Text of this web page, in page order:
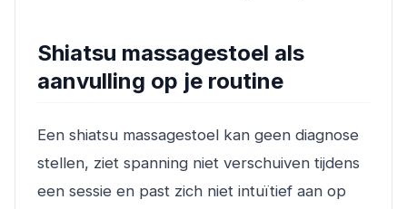
Shiatsu massagestoel als
aanvulling op je routine
Een shiatsu massagestoel kan geen diagnose
stellen, ziet spanning niet verschuiven tijdens
een sessie en past zich niet intuïtief aan op